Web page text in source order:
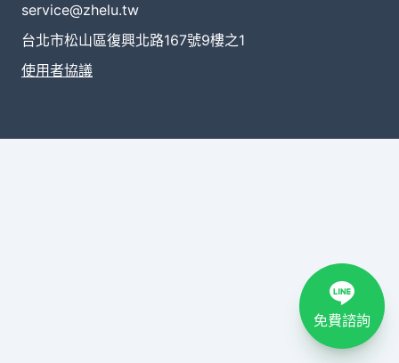
service@zhelu.tw
台北市松山區復興北路167號9樓之1
使用者協議
免費諮詢